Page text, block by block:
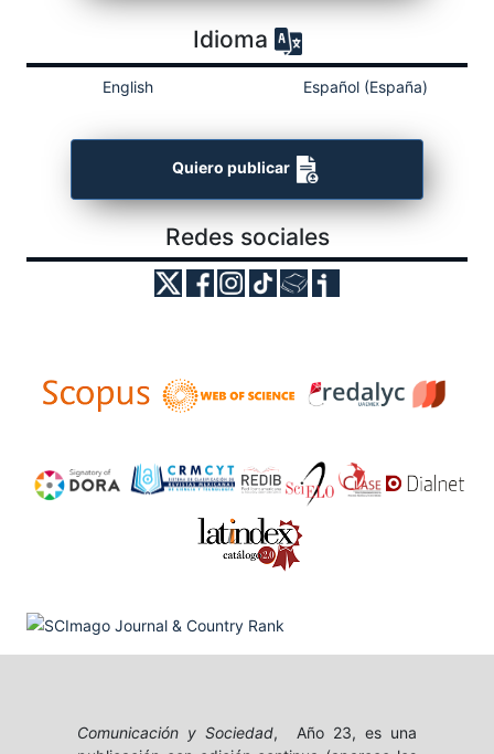
Idioma
English Español (España)
Quiero publicar
Redes sociales
Comunicación y Sociedad, Año 23, es una